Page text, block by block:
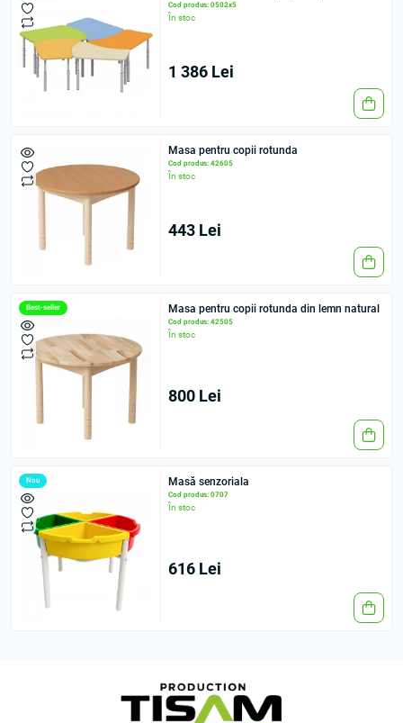
Cod produs: 0502x5
În stoc
1 386 Lei
Masa pentru copii rotunda
Cod produs: 42605
În stoc
443 Lei
Best-seller Masa pentru copii rotunda din lemn natural
Cod produs: 42505
În stoc
800 Lei
Nou Masă senzoriala
Cod produs: 0707
În stoc
616 Lei